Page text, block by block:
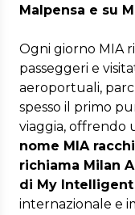
Malpensa e su
Ogni giorno MIA
passeggeri e
aeroportuali,
spesso il primo
viaggia, offrendo
nome MIA
richiama Milan
di My Intelligent
internazionale e